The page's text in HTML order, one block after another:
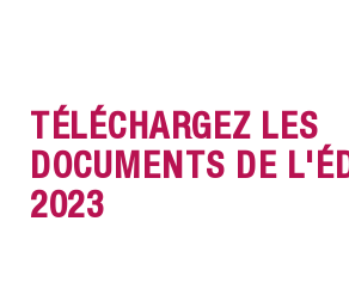
TÉLÉCHARGEZ LES
DOCUMENTS DE
2023